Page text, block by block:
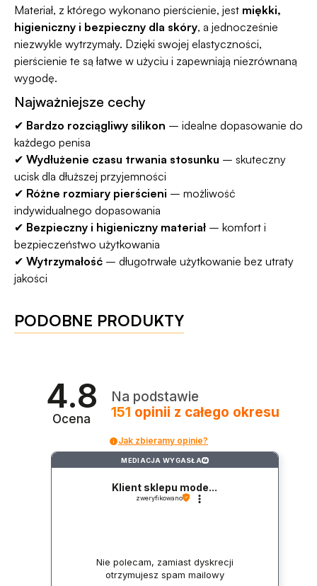
Materiał, z którego wykonano pierścienie, jest miękki,
higieniczny i bezpieczny dla skóry, a jednocześnie
niezwykle wytrzymały. Dzięki swojej elastyczności,
pierścienie te są łatwe w użyciu i zapewniają niezrównaną
wygodę.
Najważniejsze cechy
✔ Bardzo rozciągliwy silikon – idealne dopasowanie do
każdego penisa
✔ Wydłużenie czasu trwania stosunku – skuteczny
ucisk dla dłuższej przyjemności
✔ Różne rozmiary pierścieni – możliwość
indywidualnego dopasowania
✔ Bezpieczny i higieniczny materiał – komfort i
bezpieczeństwo użytkowania
✔ Wytrzymałość – długotrwałe użytkowanie bez utraty
jakości
PODOBNE PRODUKTY
4.8
Ocena
Na podstawie
151 opinii z całego okresu
Jak zbieramy opinie?
MEDIACJA WYGASŁA ?
Klient sklepu mode...
zweryfikowano
Nie polecam, zamiast dyskrecji
otrzymujesz spam mailowy